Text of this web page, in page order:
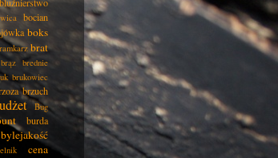
bluźnierstwo
bocian
boks
brat
brąz brednie
brukowiec
brzuch
Bug
burda
bylejakość
cena